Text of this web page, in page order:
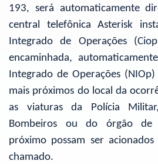
193, será automaticamente
central telefônica Asterisk
Integrado de Operações
encaminhada,
Integrado de Operações
mais próximos do local da
as viaturas da Polícia
Bombeiros ou do órgão de
próximo possam ser
chamado.